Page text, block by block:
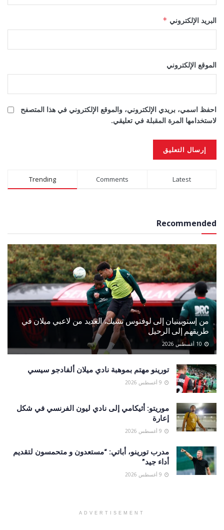
البريد الإلكتروني *
الموقع الإلكتروني
احفظ اسمي، بريدي الإلكتروني، والموقع الإلكتروني في هذا المتصفح
لاستخدامها المرة المقبلة في تعليقي.
Alternative:
Trending Comments Latest
Recommended
من إستوبينيان إلى لوفتوس تشيك، العديد من لاعبي ميلان في
طريقهم إلى الرحيل
تورينو مهتم بموهبة نادي ميلان ألفادجو سيسي
موريتو: أثيكامي إلى نادي ليون الفرنسي في شكل
إعارة
مدرب تورينو، أباتي: “مستعدون و متحمسون لتقديم
أداء جيد”
ADVERTISEMENT